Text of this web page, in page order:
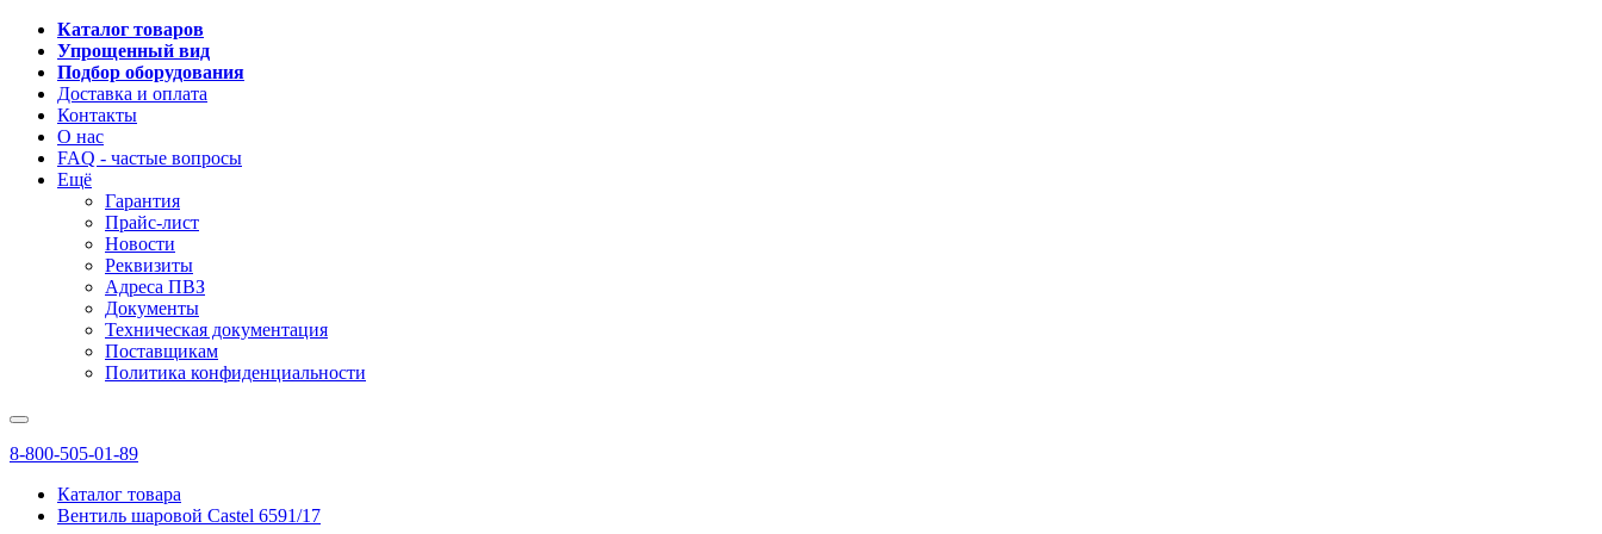
Каталог товаров
Упрощенный вид
Подбор оборудования
Доставка и оплата
Контакты
О нас
FAQ - частые вопросы
Ещё
Гарантия
Прайс-лист
Новости
Реквизиты
Адреса ПВЗ
Документы
Техническая документация
Поставщикам
Политика конфиденциальности
8-800-505-01-89
Каталог товара
Вентиль шаровой Castel 6591/17